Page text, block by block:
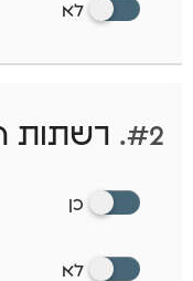
לא
#2. רשתות
כן
לא